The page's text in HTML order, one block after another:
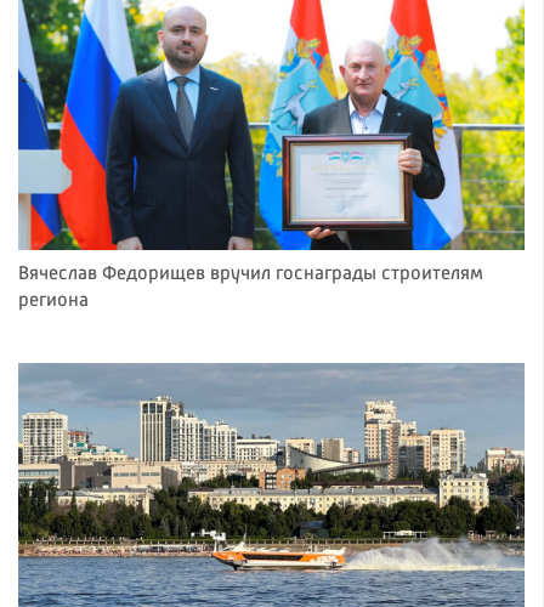
Вячеслав Федорищев вручил госнаграды строителям
региона